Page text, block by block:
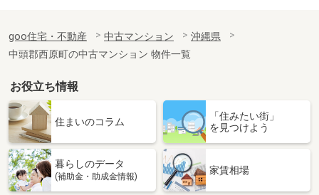
goo住宅・不動産 中古マンション
沖縄県
中頭郡西原町の中古マンション 物件一覧
お役立ち情報
住まいのコラム
「住みたい街」
を見つけよう
暮らしのデータ
(補助金・助成金情報)
家賃相場